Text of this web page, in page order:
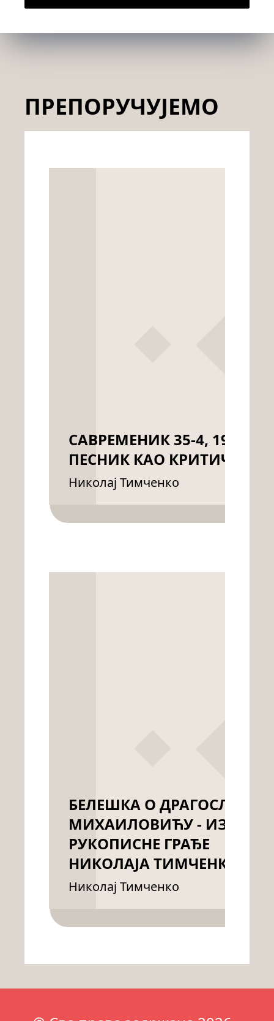
ПРЕПОРУЧУЈЕМО
САВРЕМЕНИК 35-4, 1972. -
ПЕСНИК КАО КРИТИЧАР
Николај Тимченко
БЕЛЕШКА О ДРАГОСЛАВУ
МИХАИЛОВИЋУ - ИЗ
РУКОПИСНЕ ГРАЂЕ
НИКОЛАЈА ТИМЧЕНКА
Николај Тимченко